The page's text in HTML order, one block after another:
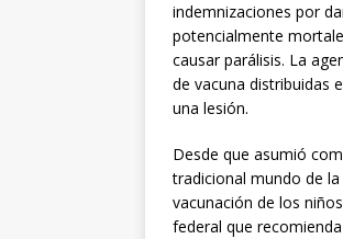
indemnizaciones por
potencialmente
causar parálisis. La
de vacuna distribuidas
una lesión.
Desde que asumió
tradicional mundo de
vacunación de los
federal que